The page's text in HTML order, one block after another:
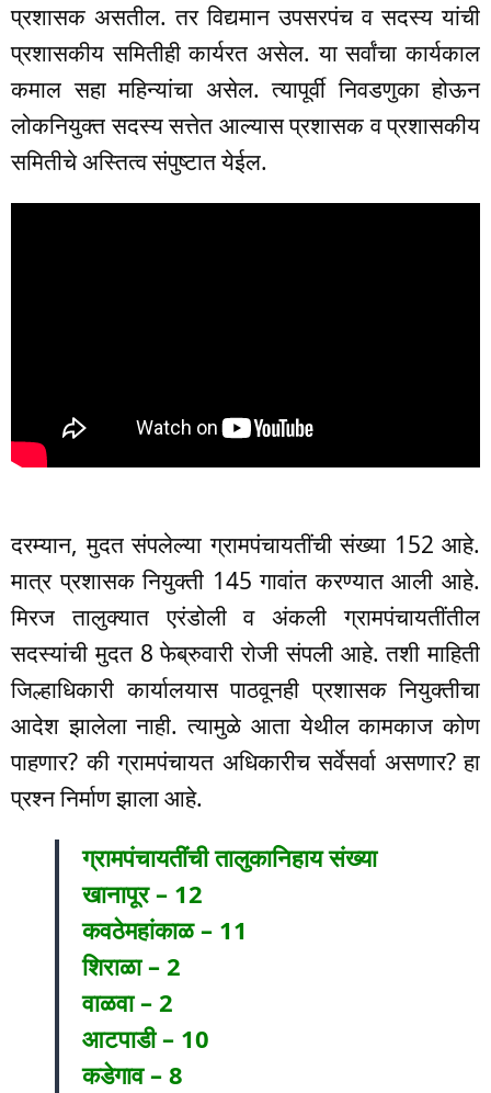
प्रशासक असतील. तर विद्यमान उपसरपंच व सदस्य यांची
प्रशासकीय समितीही कार्यरत असेल. या सर्वांचा कार्यकाल
कमाल सहा महिन्यांचा असेल. त्यापूर्वी निवडणुका होऊन
लोकनियुक्त सदस्य सत्तेत आल्यास प्रशासक व प्रशासकीय
समितीचे अस्तित्व संपुष्टात येईल.
दरम्यान, मुदत संपलेल्या ग्रामपंचायतींची संख्या 152 आहे.
मात्र प्रशासक नियुक्ती 145 गावांत करण्यात आली आहे.
मिरज तालुक्यात एरंडोली व अंकली ग्रामपंचायतींतील
सदस्यांची मुदत 8 फेब्रुवारी रोजी संपली आहे. तशी माहिती
जिल्हाधिकारी कार्यालयास पाठवूनही प्रशासक नियुक्तीचा
आदेश झालेला नाही. त्यामुळे आता येथील कामकाज कोण
पाहणार? की ग्रामपंचायत अधिकारीच सर्वेसर्वा असणार? हा
प्रश्न निर्माण झाला आहे.
ग्रामपंचायतींची तालुकानिहाय संख्या
खानापूर – 12
कवठेमहांकाळ – 11
शिराळा – 2
वाळवा – 2
आटपाडी – 10
कडेगाव – 8